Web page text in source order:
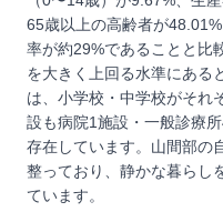
65歳以上の高齢者が
率が約29%であることと比
を大きく上回る水準にある
は、小学校・中学校がそれ
設も病院1施設・一般診療
存在しています。山間部の
整っており、静かな暮らし
ています。